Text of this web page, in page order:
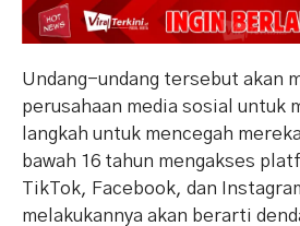
Undang-undang tersebut akan
perusahaan media sosial untuk
langkah untuk mencegah
bawah 16 tahun mengakses
TikTok, Facebook, dan
melakukannya akan berarti